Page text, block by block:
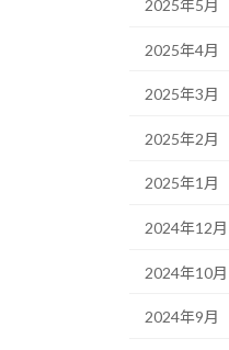
2025年5月
2025年4月
2025年3月
2025年2月
2025年1月
2024年12月
2024年10月
2024年9月